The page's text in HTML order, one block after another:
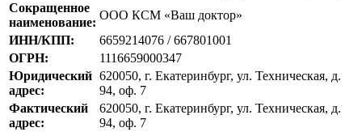
Сокращенное
наименование:
ООО КСМ «Ваш доктор»
ИНН/КПП:
6659214076 / 667801001
ОГРН:
1116659000347
Юридический
адрес:
620050, г. Екатеринбург, ул. Техническая, д.
94, оф. 7
Фактический
адрес:
620050, г. Екатеринбург, ул. Техническая, д.
94, оф. 7